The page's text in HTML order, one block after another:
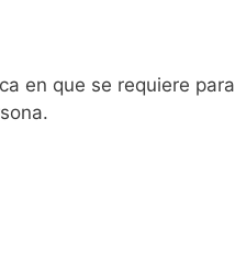
en que se requiere